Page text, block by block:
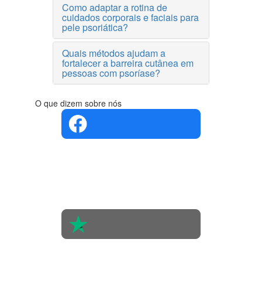
Como adaptar a rotina de
cuidados corporais e faciais para
pele psoriática?
Quais métodos ajudam a
fortalecer a barreira cutânea em
pessoas com psoríase?
O que dizem sobre nós